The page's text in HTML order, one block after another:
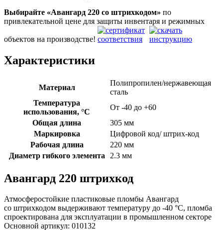
Выбирайте «Авангард 220 со штрихкодом» по
привлекательной цене для защиты инвентаря и режимных
объектов на производстве!
Характеристики
Материал
Полипропилен/нержавеющая
сталь
Температура
использования, °C
От -40 до +60
Общая длина
305 мм
Маркировка
Цифровой код/ штрих-код
Рабочая длина
220 мм
Диаметр гибкого элемента
2.3 мм
Авангард 220 штрихкод
Атмосферостойкие пластиковые пломбы Авангард
со штрихкодом выдерживают температуру до -40 °C, пломба
спроектирована для эксплуатации в промышленном секторе
Основной артикул: 010132